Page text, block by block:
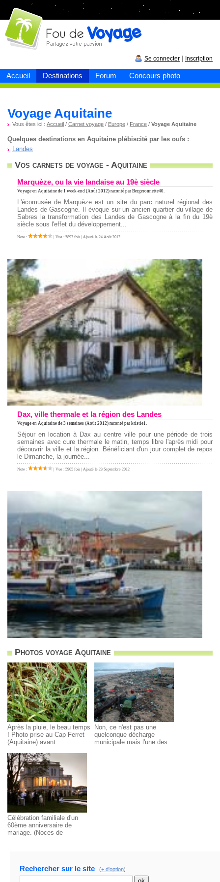
Accueil Destinations Forum Concours photo
Fou devoyage
Se connecter Inscription
Voyage Aquitaine
Vous êtes ici : Accueil / Carnet voyage / Europe / France / Voyage Aquitaine
Quelques destinations en Aquitaine plébiscité par les oufs :
Landes
Vos carnets de voyage - Aquitaine
Marquèze, ou la vie landaise au 19è siècle
Voyage en Aquitaine de 1 week-end (Août 2012) raconté par Bergeronnette40.
L'écomusée de Marquèze est un site du parc naturel régional des
Landes de Gascogne. Il évoque sur un ancien quartier du village de
Sabres la transformation des Landes de Gascogne à la fin du 19è
siècle sous l'effet du développement...
Note : | Vue : 5893 fois | Ajouté le 24 Août 2012
Dax, ville thermale et la région des Landes
Voyage en Aquitaine de 3 semaines (Août 2012) raconté par kristie1.
Séjour en location à Dax au centre ville pour une période de trois
semaines avec cure thermale le matin, temps libre l'après midi pour
découvrir la ville et la région. Bénéficiant d'un jour complet de repos
le Dimanche, la journée...
Note : | Vue : 5905 fois | Ajouté le 23 Septembre 2012
Photos voyage Aquitaine
Après la pluie, le beau temps
! Photo prise au Cap Ferret
(Aquitaine) avant
Non, ce n'est pas une
quelconque décharge
municipale mais l'une des
Célébration familiale d'un
60ème anniversaire de
mariage. (Noces de
Aquitaine qui a été choisi par
les mariés pour donner un
Rechercher sur le site (+ d'option)